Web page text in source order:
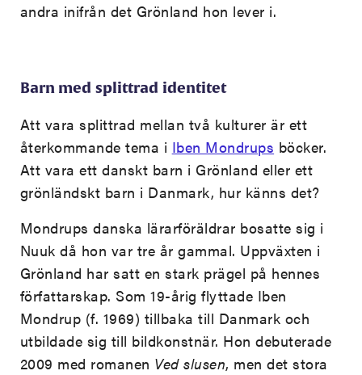
andra inifrån det Grönland hon lever i.
Barn med splittrad identitet
Att vara splittrad mellan två kulturer är ett
återkommande tema i Iben Mondrups böcker.
Att vara ett danskt barn i Grönland eller ett
grönländskt barn i Danmark, hur känns det?
Mondrups danska lärarföräldrar bosatte sig i
Nuuk då hon var tre år gammal. Uppväxten i
Grönland har satt en stark prägel på hennes
författarskap. Som 19-årig flyttade Iben
Mondrup (f. 1969) tillbaka till Danmark och
utbildade sig till bildkonstnär. Hon debuterade
2009 med romanen Ved slusen, men det stora